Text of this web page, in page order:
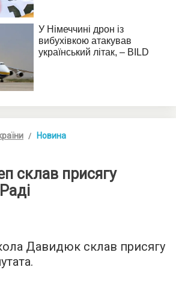
Новина
склав присягу
Давидюк склав присягу